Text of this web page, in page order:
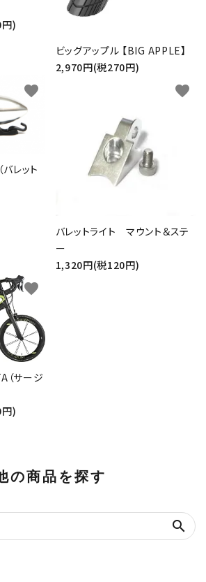
)
ビッグアップル 【BIG APPLE】
2,970円(税270円)
レット
favorite
バレットライト マウント＆ステ
ー
1,320円(税120円)
favorite
（サージ
)
favorite
の商品を探す
search